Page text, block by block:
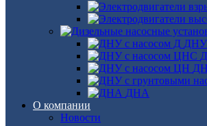
ДНУ
ДНА
О компании
Новости